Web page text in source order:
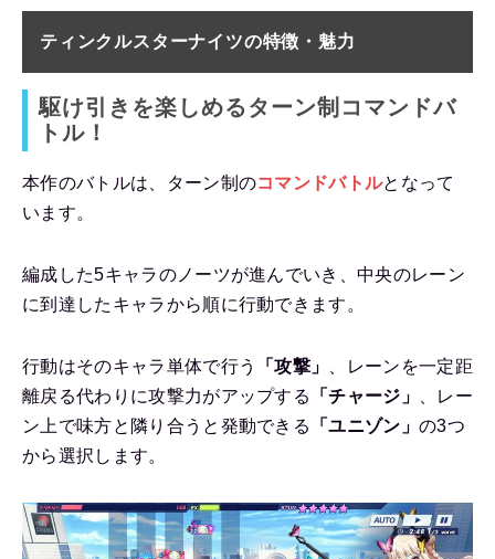
ティンクルスターナイツの特徴・魅力
駆け引きを楽しめるターン制コマンドバ
トル！
本作のバトルは、ターン制のコマンドバトルとなって
います。
編成した5キャラのノーツが進んでいき、中央のレーン
に到達したキャラから順に行動できます。
行動はそのキャラ単体で行う 「攻撃」
、レーンを一定距
離戻る代わりに攻撃力がアップする
「チャージ」
、レー
ン上で味方と隣り合うと発動できる
「ユニゾン」の3つ
から選択します。